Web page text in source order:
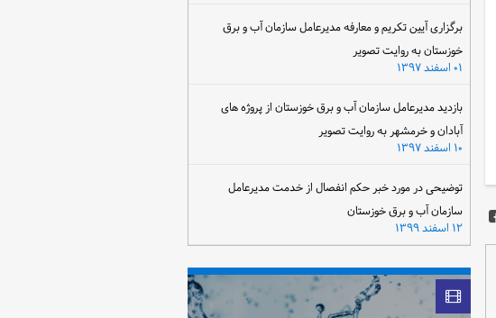
برگزاری آیین تکریم و معارفه مدیرعامل سازمان آب و برق
خوزستان به روایت تصویر
۰۱ اسفند ۱۳۹۷
بازدید مدیرعامل سازمان آب و برق خوزستان از پروژه های
آبادان و خرمشهر به روایت تصویر
۱۰ اسفند ۱۳۹۷
توضیحی در مورد خبر حکم انفصال از خدمت مدیرعامل
سازمان آب و برق خوزستان
۱۲ اسفند ۱۳۹۹